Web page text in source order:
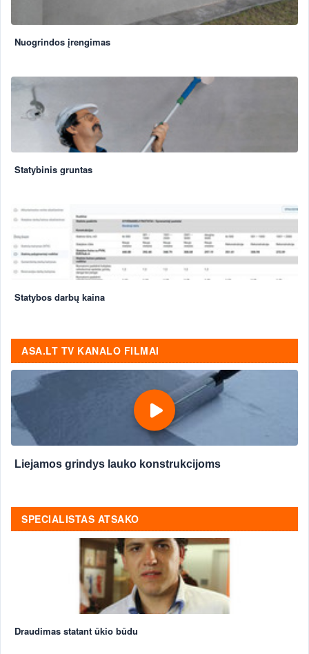
Nuogrindos įrengimas
Statybinis gruntas
Statybos darbų kaina
ASA.LT TV KANALO FILMAI
Liejamos grindys lauko konstrukcijoms
SPECIALISTAS ATSAKO
Draudimas statant ūkio būdu